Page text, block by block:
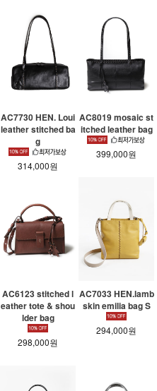
AC7730 HEN. Loui
leather stitched ba
g
314,000원
AC8019 mosaic st
itched leather bag
399,000원
AC6123 stitched l
eather tote & shou
lder bag
298,000원
AC7033 HEN.lamb
skin emilia bag S
294,000원